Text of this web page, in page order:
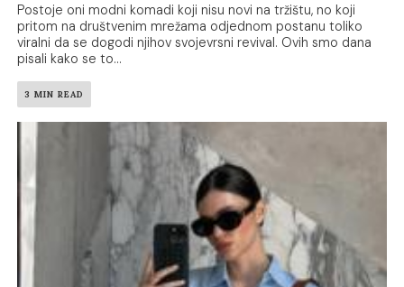
Postoje oni modni komadi koji nisu novi na tržištu, no koji
pritom na društvenim mrežama odjednom postanu toliko
viralni da se dogodi njihov svojevrsni revival. Ovih smo dana
pisali kako se to...
3 MIN READ